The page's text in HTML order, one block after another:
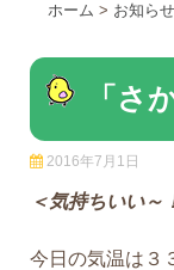
ホーム > お知らせ
「さ
2016年7月1日
＜気持ちいい～
今日の気温は３